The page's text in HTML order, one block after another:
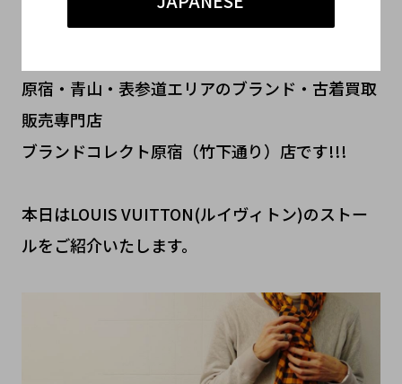
こんにちは！
原宿・青山・表参道エリアのブランド・古着買取
販売専門店
ブランドコレクト原宿（竹下通り）店です!!!
本日はLOUIS VUITTON(ルイヴィトン)のストー
ルをご紹介いたします。